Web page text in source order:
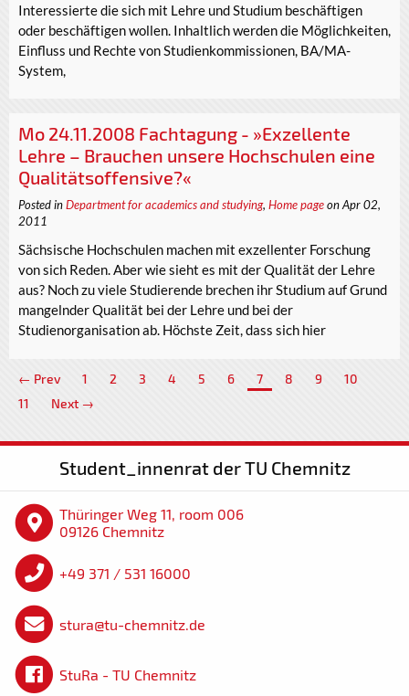
Interessierte die sich mit Lehre und Studium beschäftigen
oder beschäftigen wollen. Inhaltlich werden die Möglichkeiten,
Einfluss und Rechte von Studienkommissionen, BA/MA-
System,
Mo 24.11.2008 Fachtagung - »Exzellente
Lehre – Brauchen unsere Hochschulen eine
Qualitätsoffensive?«
Posted inDepartment for academics and studying, Home pageon Apr 02,
2011
Sächsische Hochschulen machen mit exzellenter Forschung
von sich Reden. Aber wie sieht es mit der Qualität der Lehre
aus? Noch zu viele Studierende brechen ihr Studium auf Grund
mangelnder Qualität bei der Lehre und bei der
Studienorganisation ab. Höchste Zeit, dass sich hier
← Prev 1 2 3 4 5 6 7 8 9
10
11
Next →
Student_innenrat der TU Chemnitz
Thüringer Weg 11, room 006
09126 Chemnitz
+49 371 / 531 16000
stura@tu-chemnitz.de
StuRa - TU Chemnitz